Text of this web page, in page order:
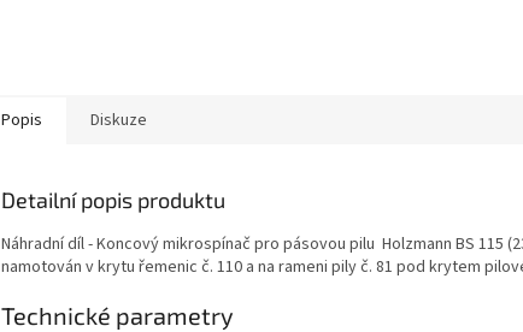
Popis Diskuze
Detailní popis produktu
Náhradní díl - Koncový mikrospínač pro pásovou pilu Holzmann BS 115
namotován v krytu řemenic č. 110 a na rameni pily č. 81 pod krytem
Technické parametry